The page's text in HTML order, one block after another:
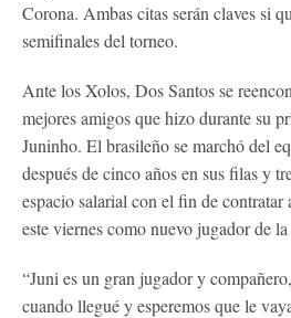
Corona. Ambas citas serán claves si
semifinales del torneo.
Ante los Xolos, Dos Santos se
mejores amigos que hizo durante su
Juninho. El brasileño se marchó del
después de cinco años en sus filas y
espacio salarial con el fin de
este viernes como nuevo jugador de
“Juni es un gran jugador y
cuando llegué y esperemos que le